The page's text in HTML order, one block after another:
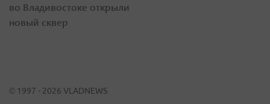
во Владивостоке открыли
новый сквер
© 1997 - 2026 VLADNEWS